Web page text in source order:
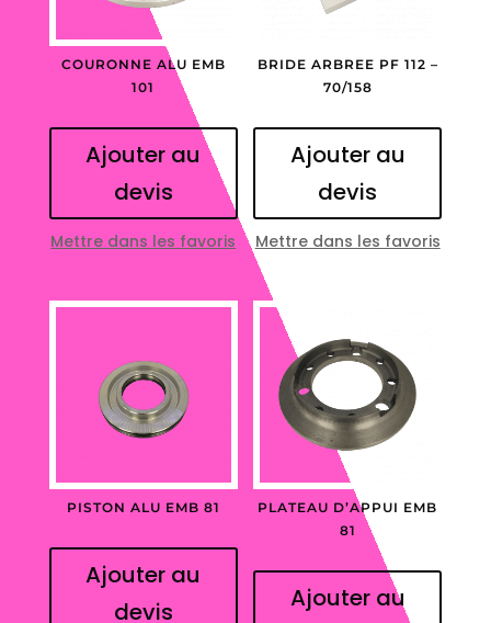
COURONNE ALU EMB
101
Ajouter au
devis
Mettre dans les favoris
BRIDE ARBREE PF 112 –
70/158
Ajouter au
devis
Mettre dans les favoris
PISTON ALU EMB 81
Ajouter au
devis
PLATEAU D’APPUI EMB
81
Ajouter au